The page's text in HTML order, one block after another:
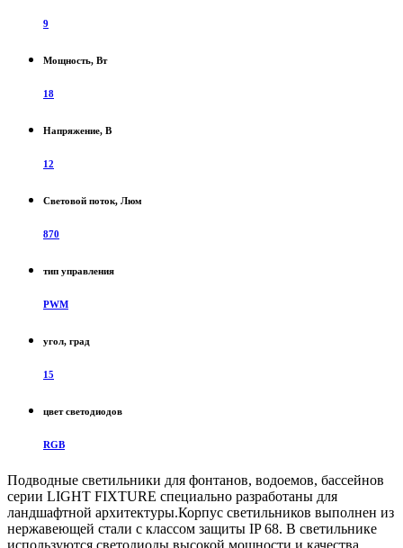
9
Мощность, Вт
18
Напряжение, В
12
Световой поток, Люм
870
тип управления
PWM
угол, град
15
цвет светодиодов
RGB
Подводные светильники для фонтанов, водоемов, бассейнов
серии LIGHT FIXTURE специально разработаны для
ландшафтной архитектуры.Корпус светильников выполнен из
нержавеющей стали с классом защиты IP 68. В светильнике
используются светодиоды высокой мощности и качества